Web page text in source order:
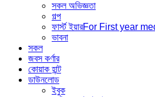
সকল অভিজ্ঞতা
গল্প
ফার্স্ট ইয়ারFor First year
ভাবনা
সকল
জবস কর্ণার
কোয়াক হান্ট
ডাউনলোড
ইবুক